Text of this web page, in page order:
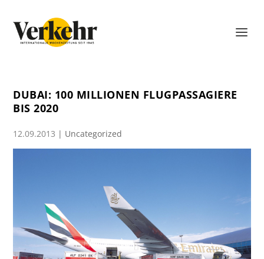
DUBAI: 100 MILLIONEN FLUGPASSAGIERE
BIS 2020
12.09.2013 | Uncategorized